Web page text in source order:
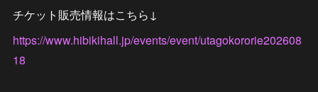
チケット販売情報はこちら↓
https://www.hibikihall.jp/events/event/utagokororie202608
18